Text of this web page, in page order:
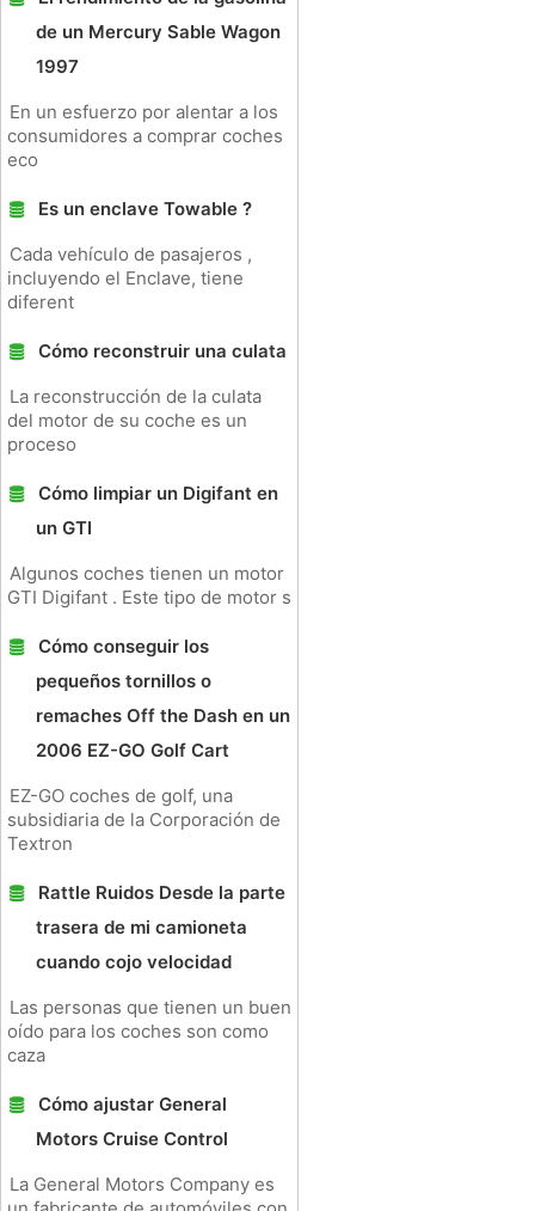
de un Mercury Sable Wagon
1997
En un esfuerzo por alentar a los
consumidores a comprar coches
eco
Es un enclave Towable ?
Cada vehículo de pasajeros ,
incluyendo el Enclave, tiene
diferent
Cómo reconstruir una culata
La reconstrucción de la culata
del motor de su coche es un
proceso
Cómo limpiar un Digifant en
un GTI
Algunos coches tienen un motor
GTI Digifant . Este tipo de motor s
Cómo conseguir los
pequeños tornillos o
remaches Off the Dash en un
2006 EZ-GO Golf Cart
EZ-GO coches de golf, una
subsidiaria de la Corporación de
Textron
Rattle Ruidos Desde la parte
trasera de mi camioneta
cuando cojo velocidad
Las personas que tienen un buen
oído para los coches son como
caza
Cómo ajustar General
Motors Cruise Control
La General Motors Company es